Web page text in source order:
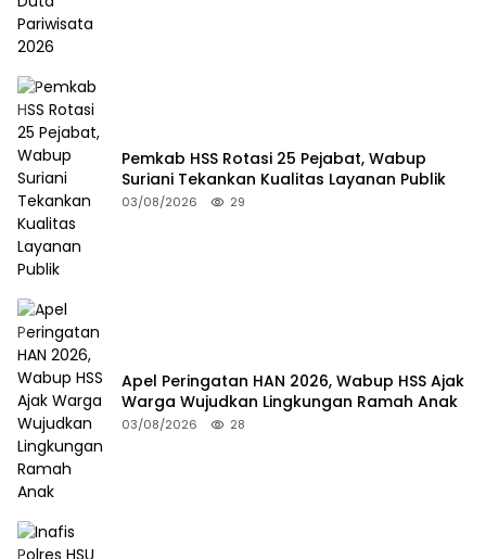
Pemkab HSS Rotasi 25 Pejabat, Wabup
Suriani Tekankan Kualitas Layanan Publik
03/08/2026 29
Apel Peringatan HAN 2026, Wabup HSS Ajak
Warga Wujudkan Lingkungan Ramah Anak
03/08/2026 28